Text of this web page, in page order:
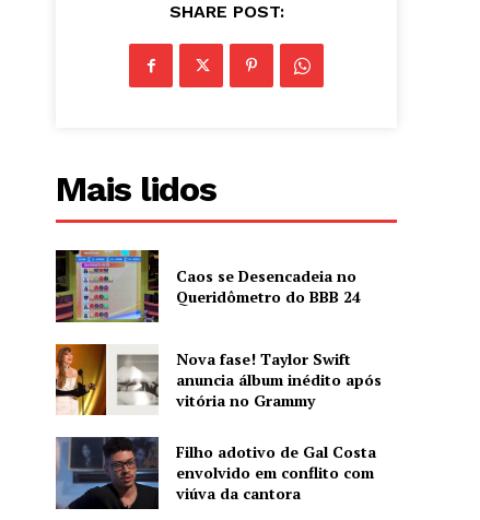
SHARE POST:
Mais lidos
Caos se Desencadeia no
Queridômetro do BBB 24
Nova fase! Taylor Swift
anuncia álbum inédito após
vitória no Grammy
Filho adotivo de Gal Costa
envolvido em conflito com
viúva da cantora